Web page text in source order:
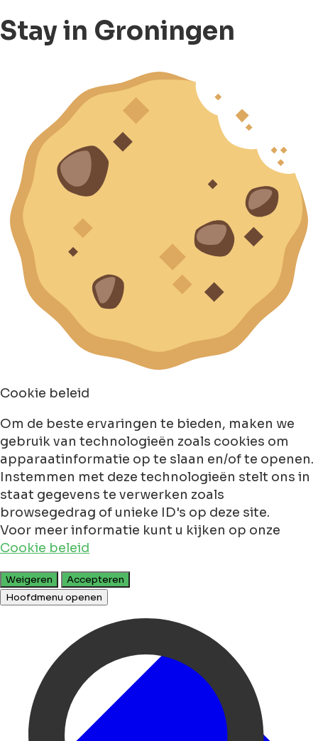
Stay in Groningen
Cookie beleid
Om de beste ervaringen te bieden, maken we
gebruik van technologieën zoals cookies om
apparaatinformatie op te slaan en/of te openen.
Instemmen met deze technologieën stelt ons in
staat gegevens te verwerken zoals
browsegedrag of unieke ID's op deze site.
Voor meer informatie kunt u kijken op onze
Cookie beleid
Weigeren
Accepteren
Hoofdmenu openen